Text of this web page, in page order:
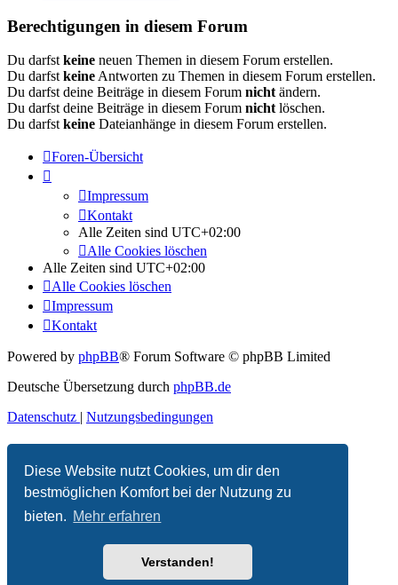
Diese Website nutzt Cookies, um dir den
bestmöglichen Komfort bei der Nutzung zu
bieten. Mehr erfahren
Verstanden!
Berechtigungen in diesem Forum
Du darfst keine neuen Themen in diesem Forum erstellen.
Du darfst keine Antworten zu Themen in diesem Forum erstellen.
Du darfst deine Beiträge in diesem Forum nicht ändern.
Du darfst deine Beiträge in diesem Forum nicht löschen.
Du darfst keine Dateianhänge in diesem Forum erstellen.
Foren-Übersicht
Impressum
Kontakt
Alle Zeiten sind UTC+02:00
Alle Cookies löschen
Alle Zeiten sind UTC+02:00
Alle Cookies löschen
Impressum
Kontakt
Powered by phpBB® Forum Software © phpBB Limited
Deutsche Übersetzung durch phpBB.de
Datenschutz | Nutzungsbedingungen